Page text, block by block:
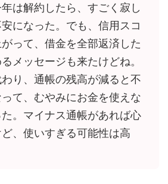
は解約したら、すごく寂し
安になった。でも、信用スコ
って、借金を全部返済した
メッセージも来たけどね。
り、通帳の残高が減ると不
て、むやみにお金を使えな
た。マイナス通帳があれば心
、使いすぎる可能性は高